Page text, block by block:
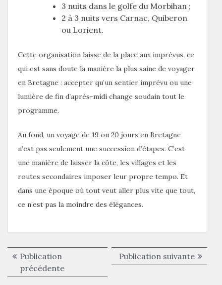
3 nuits dans le golfe du Morbihan ;
2 à 3 nuits vers Carnac, Quiberon
ou Lorient.
Cette organisation laisse de la place aux imprévus, ce
qui est sans doute la manière la plus saine de voyager
en Bretagne : accepter qu’un sentier imprévu ou une
lumière de fin d’après-midi change soudain tout le
programme.
Au fond, un voyage de 19 ou 20 jours en Bretagne
n’est pas seulement une succession d’étapes. C’est
une manière de laisser la côte, les villages et les
routes secondaires imposer leur propre tempo. Et
dans une époque où tout veut aller plus vite que tout,
ce n’est pas la moindre des élégances.
Navigation
de
Publication
précédentePublication
précédente :
Publication suivante